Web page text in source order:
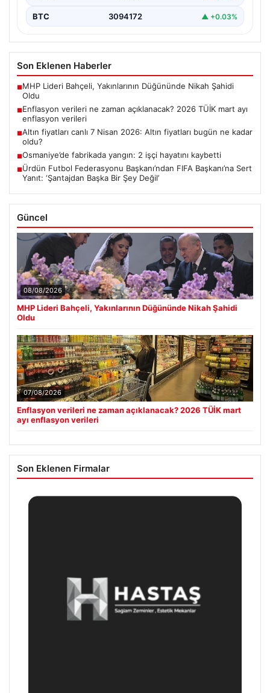
BTC 3094172 ▲ +0.03%
Son Eklenen Haberler
■MHP Lideri Bahçeli, Yakınlarının Düğününde Nikah Şahidi
Oldu
■Enflasyon verileri ne zaman açıklanacak? 2026 TÜİK mart ayı
enflasyon verileri
■Altın fiyatları canlı 7 Nisan 2026: Altın fiyatları bugün ne kadar
oldu?
■Osmaniye’de fabrikada yangın: 2 işçi hayatını kaybetti
■Ürdün Futbol Federasyonu Başkanı’ndan FIFA Başkanı’na Sert
Yanıt: ‘Şantajdan Başka Bir Şey Değil’
Güncel
08/08/2026
MHP Lideri Bahçeli, Yakınlarının Düğününde Nikah Şahidi
Oldu
07/08/2026
Enflasyon verileri ne zaman açıklanacak? 2026 TÜİK mart
ayı enflasyon verileri
Son Eklenen Firmalar